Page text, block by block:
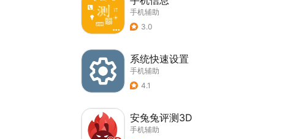
手机辅助
3.0
系统快速设置
手机辅助
4.1
安兔兔评测3D
手机辅助